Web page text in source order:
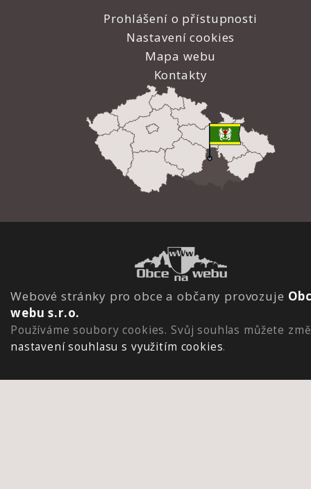
Prohlášení o přístupnosti
Nastavení cookies
Mapa webu
Kontakty
Webové stránky pro obce a občany provozuje
webu s.r.o.
Používáme soubory cookies. Svůj souhlas můžete
nastavení souhlasu s využitím cookies.